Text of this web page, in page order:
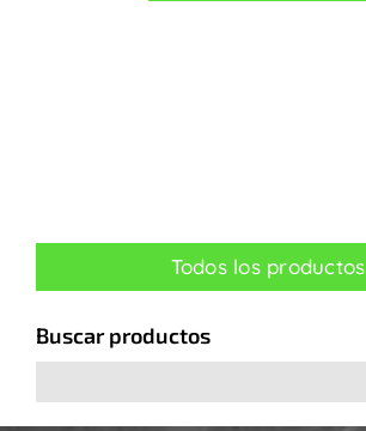
Todos los productos
Buscar productos